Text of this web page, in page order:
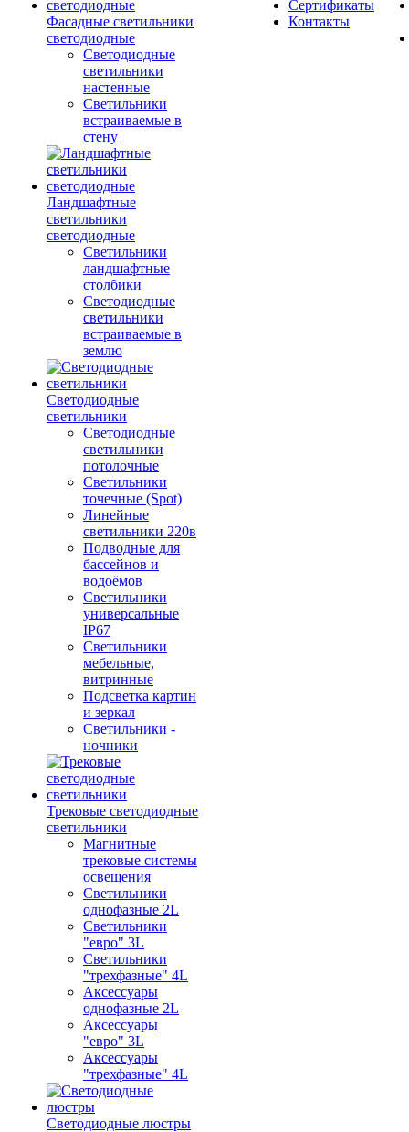
Фасадные светильники
светодиодные
Светодиодные
светильники
настенные
Светильники
встраиваемые в
стену
Ландшафтные
светильники
светодиодные
Светильники
ландшафтные
столбики
Светодиодные
светильники
встраиваемые в
землю
Светодиодные
светильники
Светодиодные
светильники
потолочные
Светильники
точечные (Spot)
Линейные
светильники 220в
Подводные для
бассейнов и
водоёмов
Светильники
универсальные
IP67
Светильники
мебельные,
витринные
Подсветка картин
и зеркал
Светильники -
ночники
Трековые светодиодные
светильники
Магнитные
трековые системы
освещения
Светильники
однофазные 2L
Светильники
"евро" 3L
Светильники
"трехфазные" 4L
Аксессуары
однофазные 2L
Аксессуары
"евро" 3L
Аксессуары
"трехфазные" 4L
Светодиодные люстры
Сертификаты
Контакты